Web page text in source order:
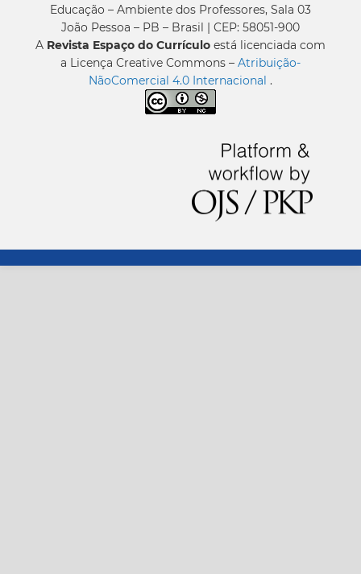
Educação – Ambiente dos Professores, Sala 03
João Pessoa – PB – Brasil | CEP: 58051-900
A Revista Espaço do Currículo está licenciada com
a Licença Creative Commons – Atribuição-
NãoComercial 4.0 Internacional .